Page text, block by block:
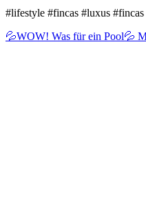
#lifestyle #fincas #luxus
💦WOW! Was für ein Pool💦